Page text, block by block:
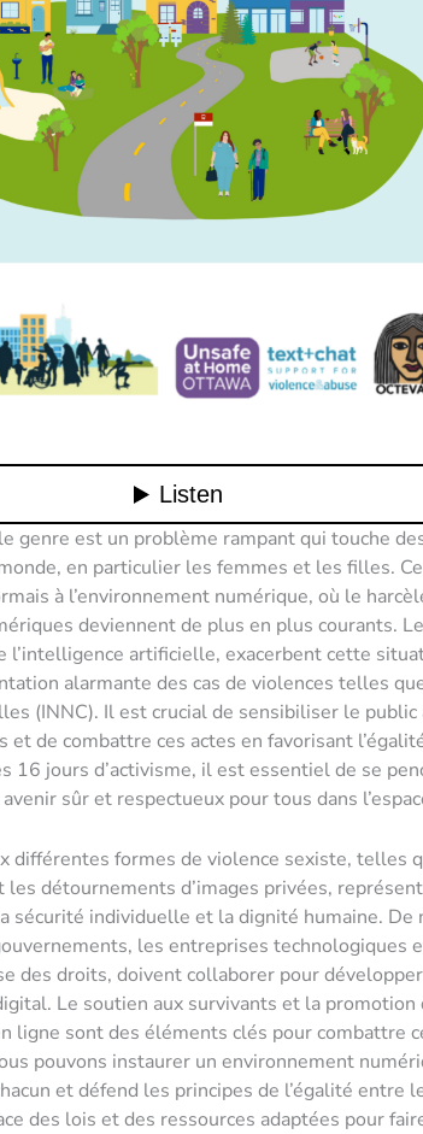
genre est un problème rampant qui touche
en particulier les femmes et les filles.
à l’environnement numérique, où le
deviennent de plus en plus courants.
l’intelligence artificielle, exacerbent cette
alarmante des cas de violences telles
(INNC). Il est crucial de sensibiliser le public
de combattre ces actes en favorisant
16 jours d’activisme, il est essentiel de se
sûr et respectueux pour tous dans
différentes formes de violence sexiste, telles
détournements d’images privées,
sécurité individuelle et la dignité humaine. De
les entreprises technologiques
des droits, doivent collaborer pour
Le soutien aux survivants et la promotion
ligne sont des éléments clés pour combattre
pouvons instaurer un environnement
et défend les principes de l’égalité entre
des lois et des ressources adaptées pour